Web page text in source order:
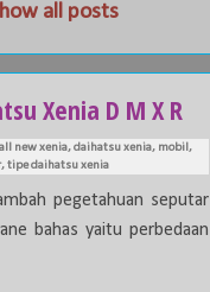
all posts
Xenia D M X R
all new xenia,daihatsu xenia, mobil ,
,tipe daihatsu xenia
pegetahuan seputar
bahas yaitu perbedaan